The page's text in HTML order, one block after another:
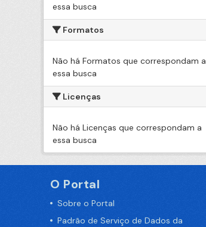
essa busca
Formatos
Não há Formatos que correspondam a
essa busca
Licenças
Não há Licenças que correspondam a
essa busca
O Portal
Sobre o Portal
Padrão de Serviço de Dados da